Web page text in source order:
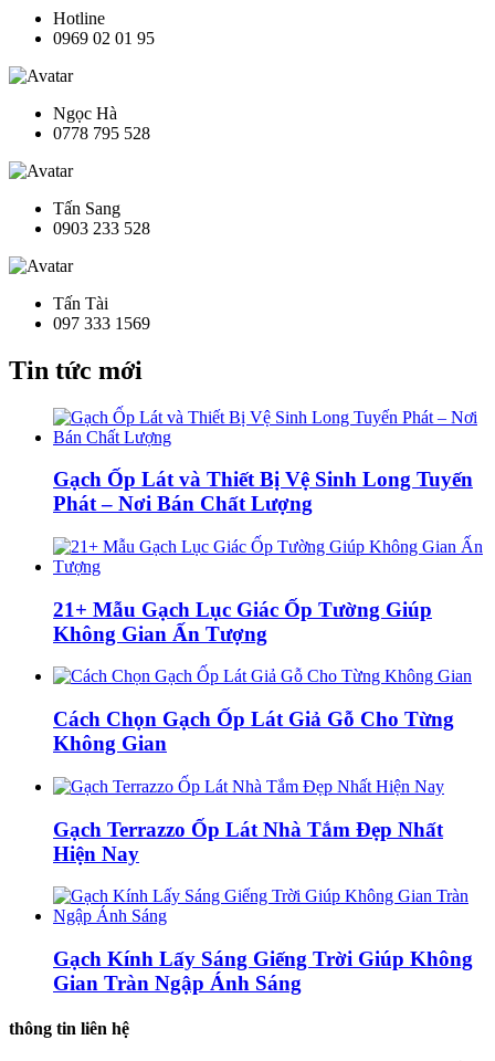
Hotline
0969 02 01 95
Ngọc Hà
0778 795 528
Tấn Sang
0903 233 528
Tấn Tài
097 333 1569
Tin tức mới
Gạch Ốp Lát và Thiết Bị Vệ Sinh Long Tuyến
Phát – Nơi Bán Chất Lượng
21+ Mẫu Gạch Lục Giác Ốp Tường Giúp
Không Gian Ấn Tượng
Cách Chọn Gạch Ốp Lát Giả Gỗ Cho Từng
Không Gian
Gạch Terrazzo Ốp Lát Nhà Tắm Đẹp Nhất
Hiện Nay
Gạch Kính Lấy Sáng Giếng Trời Giúp Không
Gian Tràn Ngập Ánh Sáng
thông tin liên hệ